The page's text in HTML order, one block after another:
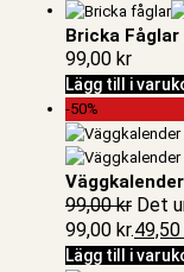
Bricka Fåglar
99,00 kr
Lägg till i
-50%
99,00kr Det
99,00 kr.49,50
Lägg till i